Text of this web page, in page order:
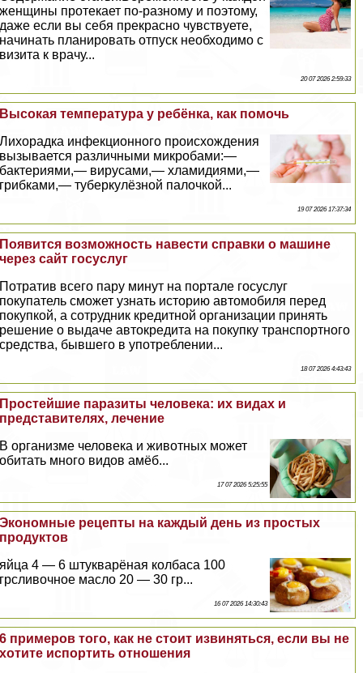
женщины протекает по-разному и поэтому,
даже если вы себя прекрасно чувствуете,
начинать планировать отпуск необходимо с
визита к врачу...
20 07 2026 2:59:33
Высокая температура у ребёнка, как помочь
Лихорадка инфекционного происхождения
вызывается различными микробами:—
бактериями,— вирусами,— xлaмидиями,—
грибками,— туберкулёзной палочкой...
19 07 2026 17:37:34
Появится возможность навести справки о машине
через сайт госуслуг
Потратив всего пару минут на портале госуслуг
покупатель сможет узнать историю автомобиля перед
покупкой, а сотрудник кредитной организации принять
решение о выдаче автокредита на покупку трaнcпортного
средства, бывшего в употрeблении...
18 07 2026 4:43:43
Простейшие паразиты человека: их видах и
представителях, лечение
В организме человека и животных может
обитать много видов амёб...
17 07 2026 5:25:55
Экономные рецепты на каждый день из простых
продуктов
яйца 4 — 6 штукварёная колбаса 100
грсливочное масло 20 — 30 гр...
16 07 2026 14:30:43
6 примеров того, как не стоит извиняться, если вы не
хотите испортить отношения